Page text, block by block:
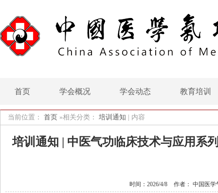
首页 学会概况 学会动态 教育培训
当前位置： 首页 »相关分类： 培训通知 内容
培训通知 | 中医气功临床技术与应用系
时间：2026/4/8 作者： 中国医学